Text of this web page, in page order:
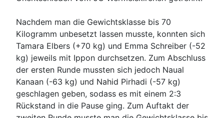
Nachdem man die Gewichtsklasse bis 70
Kilogramm unbesetzt lassen musste, konnten sich
Tamara Elbers (+70 kg) und Emma Schreiber (-52
kg) jeweils mit Ippon durchsetzen. Zum Abschluss
der ersten Runde mussten sich jedoch Naual
Kanaan (-63 kg) und Nahid Pirhadi (-57 kg)
geschlagen geben, sodass es mit einem 2:3
Rückstand in die Pause ging. Zum Auftakt der